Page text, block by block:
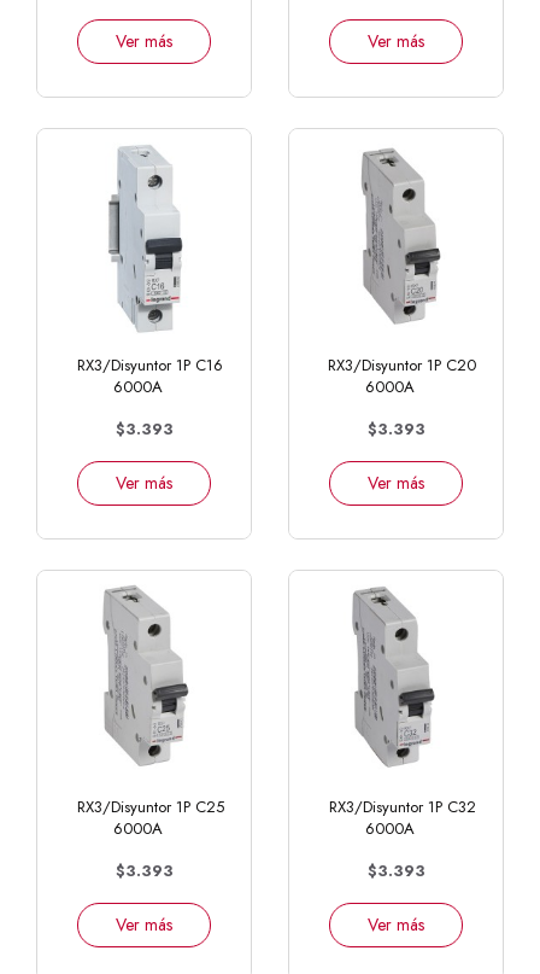
Ver más Ver más
RX3/Disyuntor 1P C16
6000A
$3.393
Ver más
RX3/Disyuntor 1P C20
6000A
$3.393
Ver más
RX3/Disyuntor 1P C25
6000A
$3.393
Ver más
RX3/Disyuntor 1P C32
6000A
$3.393
Ver más